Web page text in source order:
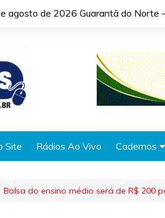
agosto de 2026 Guarantã do Norte
Site Rádios Ao Vivo Cadernos
Bolsa do ensino médio será de R$ 200